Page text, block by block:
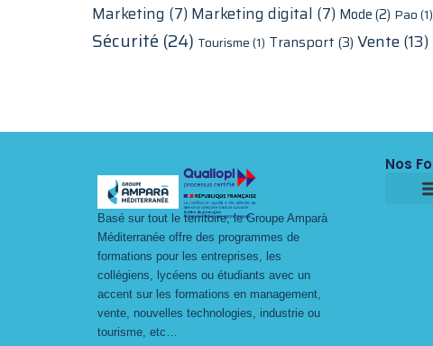
Marketing (7) Marketing digital (7) Mode(2) Pao(1)
Sécurité (24) Tourisme(1) Transport (3) Vente(13)
Basé sur tout le territoire, le Groupe Amparà
Méditerranée offre des programmes de
formations pour les entreprises, les
collégiens, lycéens ou étudiants avec un
accent sur les formations en management,
vente, nouvelles technologies, industrie ou
tourisme, etc…
Nos